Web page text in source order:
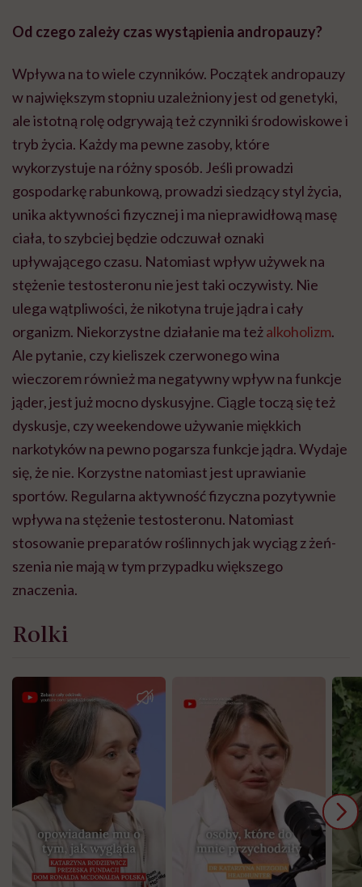
Od czego zależy czas wystąpienia andropauzy?
Wpływa na to wiele czynników. Początek andropauzy
w największym stopniu uzależniony jest od genetyki,
ale istotną rolę odgrywają też czynniki środowiskowe i
tryb życia. Każdy ma pewne zasoby, które
wykorzystuje na różny sposób. Jeśli prowadzi
gospodarkę rabunkową, prowadzi siedzący styl życia,
unika aktywności fizycznej i ma nieprawidłową masę
ciała, to szybciej będzie odczuwał oznaki
upływającego czasu. Natomiast wpływ używek na
stężenie testosteronu nie jest taki oczywisty. Nie
ulega wątpliwości, że nikotyna truje jądra i cały
organizm. Niekorzystne działanie ma teżalkoholizm.
Ale pytanie, czy kieliszek czerwonego wina
wieczorem również ma negatywny wpływ na funkcje
jąder, jest już mocno dyskusyjne. Ciągle toczą się też
dyskusje, czy weekendowe używanie miękkich
narkotyków na pewno pogarsza funkcje jądra. Wydaje
się, że nie. Korzystne natomiast jest uprawianie
sportów. Regularna aktywność fizyczna pozytywnie
wpływa na stężenie testosteronu. Natomiast
stosowanie preparatów roślinnych jak wyciąg z żeń-
szenia nie mają w tym przypadku większego
znaczenia.
Rolki